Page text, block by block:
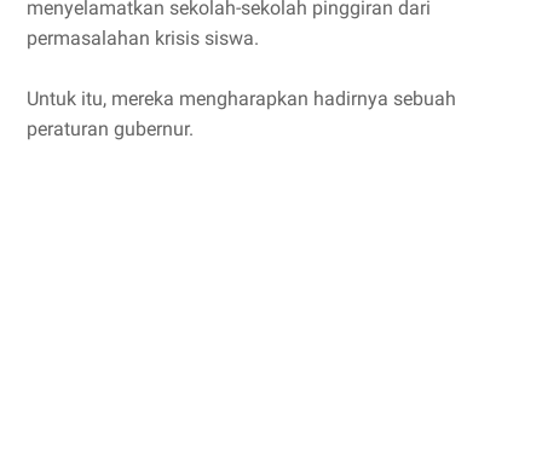
menyelamatkan sekolah-sekolah pinggiran dari
permasalahan krisis siswa.
Untuk itu, mereka mengharapkan hadirnya sebuah
peraturan gubernur.